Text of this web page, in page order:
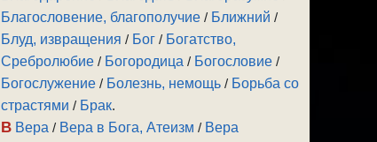
Благословение, благополучие / Ближний /
Блуд, извращения / Бог / Богатство,
Сребролюбие / Богородица / Богословие /
Богослужение / Болезнь, немощь / Борьба со
страстями / Брак.
В Вера / Вера в Бога, Атеизм / Вера